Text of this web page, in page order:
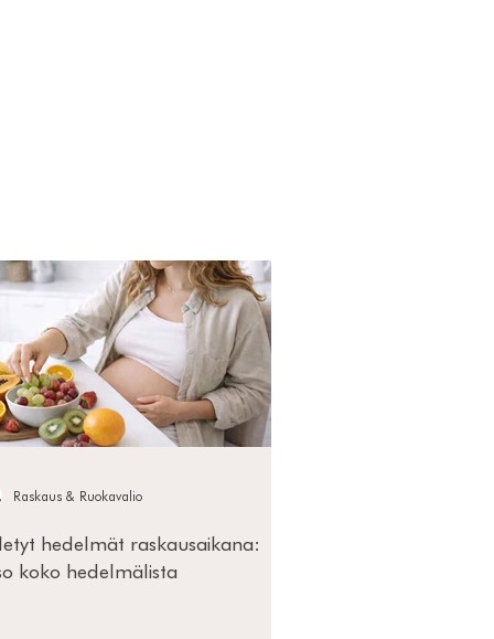
hedelmät raskausaikana:
koko hedelmälista
Raskaus & Ruokavalio